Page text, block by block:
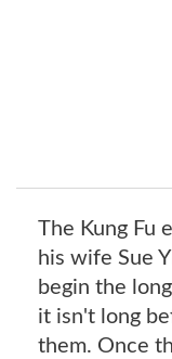
The Kung Fu
his wife Sue
begin the
it isn't long
them. Once